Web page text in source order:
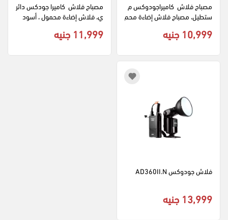
مصباح فلاش  كاميراجودوكس م
ستطيل، مصباح فلاش إضاءة محم
10,999 جنيه
مصباح فلاش  كاميرا جودكس دائر
11,999 جنيه
فلاش جودوكس AD360II.N
13,999 جنيه